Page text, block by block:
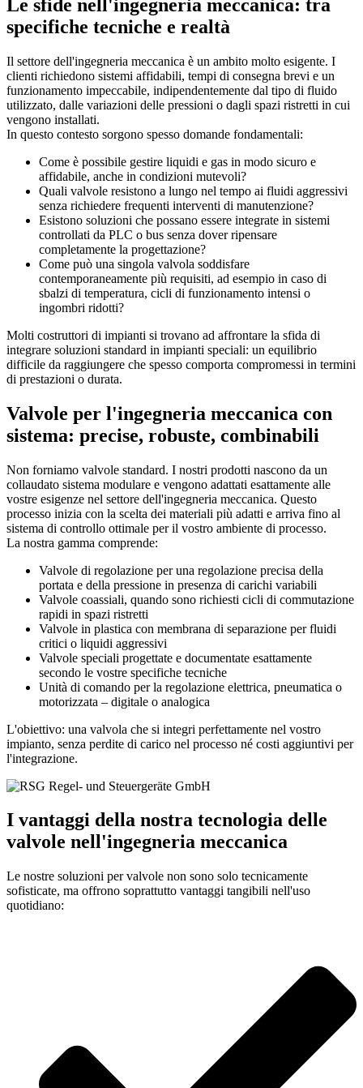
Le sfide nell'ingegneria meccanica: tra
specifiche tecniche e realtà
Il settore dell'ingegneria meccanica è un ambito molto esigente. I
clienti richiedono sistemi affidabili, tempi di consegna brevi e un
funzionamento impeccabile, indipendentemente dal tipo di fluido
utilizzato, dalle variazioni delle pressioni o dagli spazi ristretti in cui
vengono installati.
In questo contesto sorgono spesso domande fondamentali:
Come è possibile gestire liquidi e gas in modo sicuro e
affidabile, anche in condizioni mutevoli?
Quali valvole resistono a lungo nel tempo ai fluidi aggressivi
senza richiedere frequenti interventi di manutenzione?
Esistono soluzioni che possano essere integrate in sistemi
controllati da PLC o bus senza dover ripensare
completamente la progettazione?
Come può una singola valvola soddisfare
contemporaneamente più requisiti, ad esempio in caso di
sbalzi di temperatura, cicli di funzionamento intensi o
ingombri ridotti?
Molti costruttori di impianti si trovano ad affrontare la sfida di
integrare soluzioni standard in impianti speciali: un equilibrio
difficile da raggiungere che spesso comporta compromessi in termini
di prestazioni o durata.
Valvole per l'ingegneria meccanica con
sistema: precise, robuste, combinabili
Non forniamo valvole standard. I nostri prodotti nascono da un
collaudato sistema modulare e vengono adattati esattamente alle
vostre esigenze nel settore dell'ingegneria meccanica. Questo
processo inizia con la scelta dei materiali più adatti e arriva fino al
sistema di controllo ottimale per il vostro ambiente di processo.
La nostra gamma comprende:
Valvole di regolazione per una regolazione precisa della
portata e della pressione in presenza di carichi variabili
Valvole coassiali, quando sono richiesti cicli di commutazione
rapidi in spazi ristretti
Valvole in plastica con membrana di separazione per fluidi
critici o liquidi aggressivi
Valvole speciali progettate e documentate esattamente
secondo le vostre specifiche tecniche
Unità di comando per la regolazione elettrica, pneumatica o
motorizzata – digitale o analogica
L'obiettivo: una valvola che si integri perfettamente nel vostro
impianto, senza perdite di carico nel processo né costi aggiuntivi per
l'integrazione.
I vantaggi della nostra tecnologia delle
valvole nell'ingegneria meccanica
Le nostre soluzioni per valvole non sono solo tecnicamente
sofisticate, ma offrono soprattutto vantaggi tangibili nell'uso
quotidiano: